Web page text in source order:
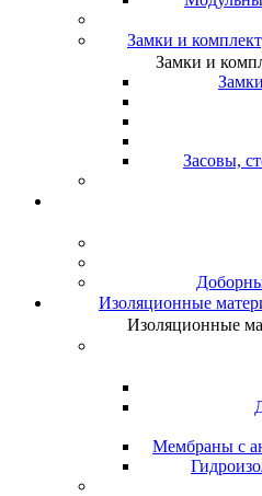
Замки и
Замки и
Засовы,
Изоляционные
Изоляционные
Мембраны с